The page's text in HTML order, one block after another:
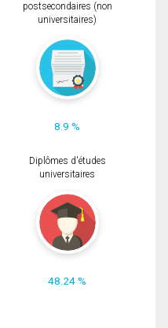
postsecondaires (non
universitaires)
8.9 %
Diplômes d'études
universitaires
48.24 %